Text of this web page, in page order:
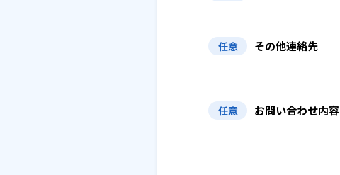
任意
その他連絡先
任意 お問い合わせ内容